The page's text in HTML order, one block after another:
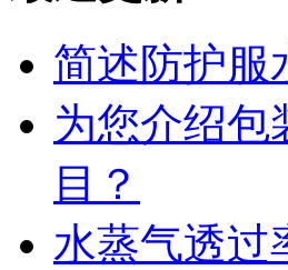
简述防护服
为您介绍包
目？
水蒸气透过